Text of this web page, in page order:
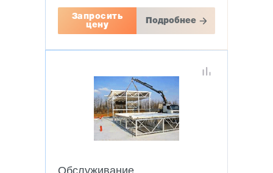
Запросить
цену
Подробнее
Обслуживание